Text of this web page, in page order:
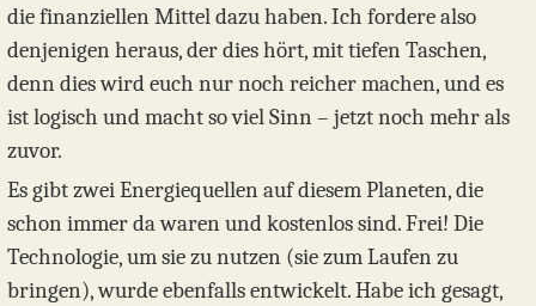
die finanziellen Mittel dazu haben. Ich fordere also
denjenigen heraus, der dies hört, mit tiefen Taschen,
denn dies wird euch nur noch reicher machen, und es
ist logisch und macht so viel Sinn – jetzt noch mehr als
zuvor.
Es gibt zwei Energiequellen auf diesem Planeten, die
schon immer da waren und kostenlos sind. Frei! Die
Technologie, um sie zu nutzen (sie zum Laufen zu
bringen), wurde ebenfalls entwickelt. Habe ich gesagt,